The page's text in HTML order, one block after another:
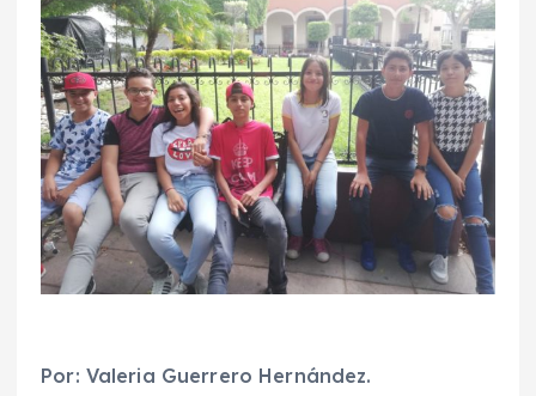
Por: Valeria Guerrero Hernández.